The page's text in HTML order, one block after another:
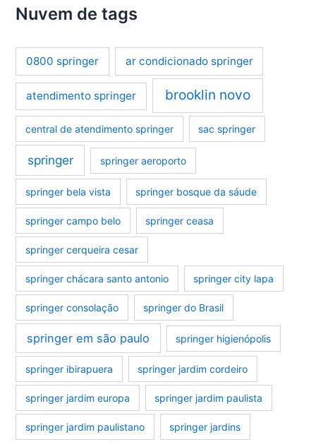
Nuvem de tags
0800 springer ar condicionado springer
atendimento springer brooklin novo
central de atendimento springer sac springer
springer springer aeroporto
springer bela vista springer bosque da sáude
springer campo belo springer ceasa
springer cerqueira cesar
springer chácara santo antonio springer city lapa
springer consolação springer do Brasil
springer em são paulo springer higienópolis
springer ibirapuera springer jardim cordeiro
springer jardim europa springer jardim paulista
springer jardim paulistano springer jardins